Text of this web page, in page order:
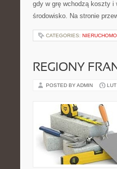
gdy w grę wchodzą koszty i
środowisko. Na stronie
CATEGORIES:
REGIONY
POSTED BY ADMIN